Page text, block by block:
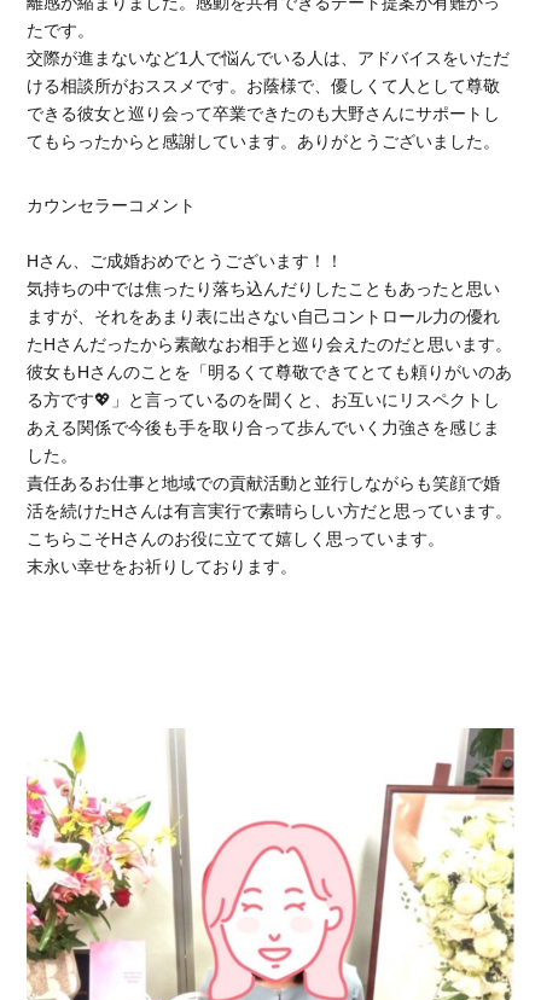
たです。
交際が進まないなど1人で悩んでいる人は、アドバイスをいただ
ける相談所がおススメです。お蔭様で、優しくて人として尊敬
できる彼女と巡り会って卒業できたのも大野さんにサポートし
てもらったからと感謝しています。ありがとうございました。
カウンセラーコメント
Hさん、ご成婚おめでとうございます！！
気持ちの中では焦ったり落ち込んだりしたこともあったと思い
ますが、それをあまり表に出さない自己コントロール力の優れ
たHさんだったから素敵なお相手と巡り会えたのだと思います。
彼女もHさんのことを「明るくて尊敬できてとても頼りがいのあ
る方です💖」と言っているのを聞くと、お互いにリスペクトし
あえる関係で今後も手を取り合って歩んでいく力強さを感じま
した。
責任あるお仕事と地域での貢献活動と並行しながらも笑顔で婚
活を続けたHさんは有言実行で素晴らしい方だと思っています。
こちらこそHさんのお役に立てて嬉しく思っています。
末永い幸せをお祈りしております。